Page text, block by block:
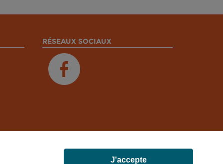
RÉSEAUX SOCIAUX
J'accepte